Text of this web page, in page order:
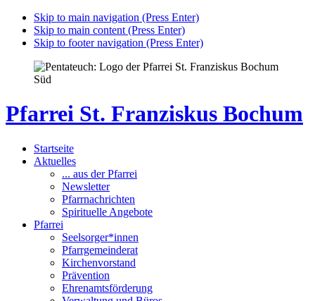
Skip to main navigation (Press Enter)
Skip to main content (Press Enter)
Skip to footer navigation (Press Enter)
Pfarrei St. Franziskus Bochum
Startseite
Aktuelles
... aus der Pfarrei
Newsletter
Pfarrnachrichten
Spirituelle Angebote
Pfarrei
Seelsorger*innen
Pfarrgemeinderat
Kirchenvorstand
Prävention
Ehrenamtsförderung